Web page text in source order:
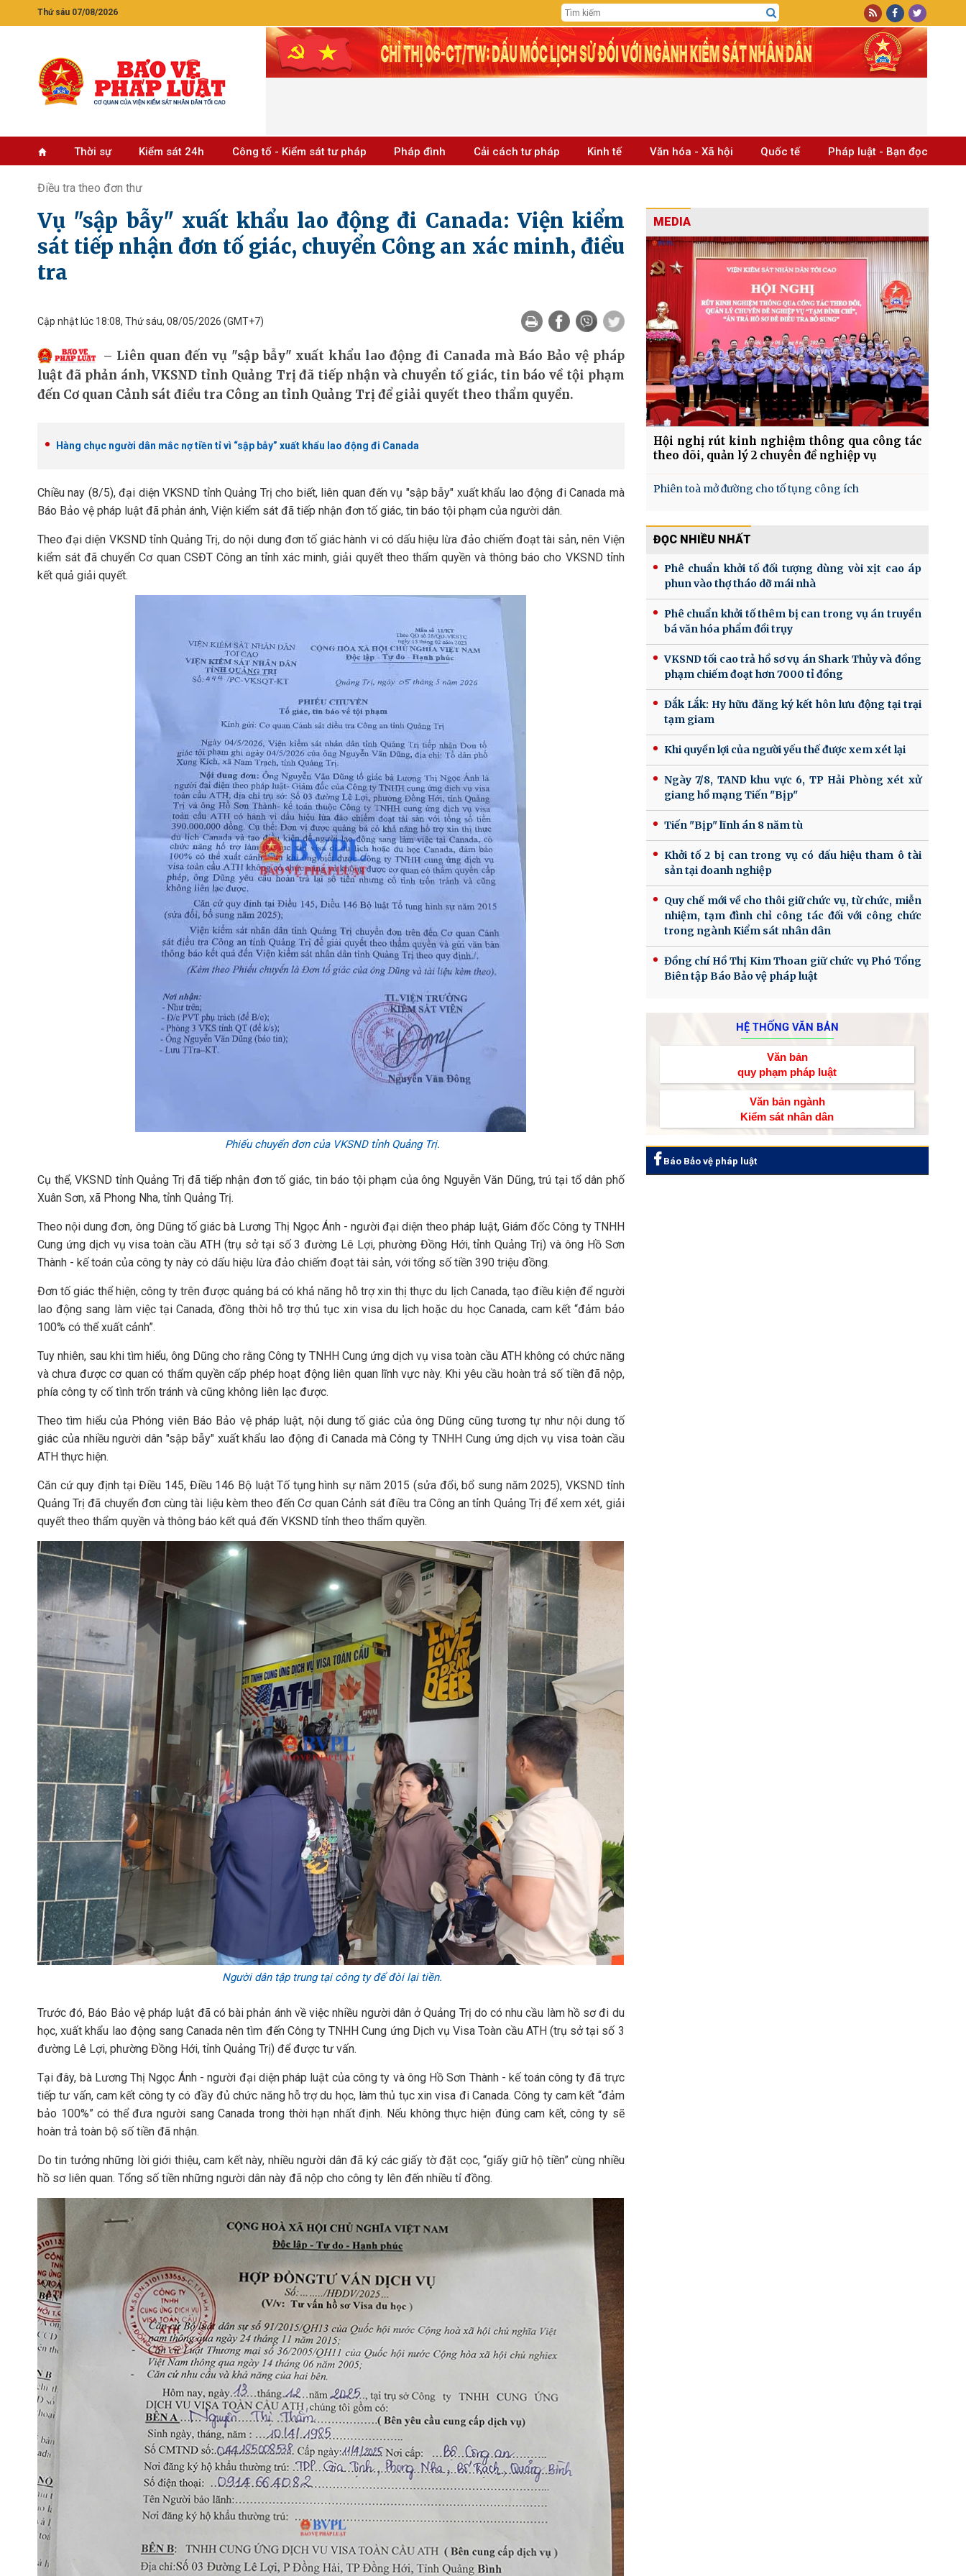
Thứ sáu 07/08/2026
Thời sự Kiểm sát 24h Công tố - Kiểm sát tư pháp Pháp đình Cải cách tư pháp Kinh tế Văn hóa - Xã hội Quốc tế Pháp luật - Bạn đọc
Điều tra theo đơn thư
Vụ "sập bẫy" xuất khẩu lao động đi Canada: Viện kiểm
sát tiếp nhận đơn tố giác, chuyển Công an xác minh, điều
tra
Cập nhật lúc 18:08, Thứ sáu, 08/05/2026 (GMT+7)
Liên quan đến vụ "sập bẫy" xuất khẩu lao động đi Canada mà Báo Bảo vệ pháp
luật đã phản ánh, VKSND tỉnh Quảng Trị đã tiếp nhận và chuyển tố giác, tin báo về tội phạm
đến Cơ quan Cảnh sát điều tra Công an tỉnh Quảng Trị để giải quyết theo thẩm quyền.
Hàng chục người dân mắc nợ tiền tỉ vì “sập bẫy” xuất khẩu lao động đi Canada
Chiều nay (8/5), đại diện VKSND tỉnh Quảng Trị cho biết, liên quan đến vụ "sập bẫy" xuất khẩu lao động đi Canada mà
Báo Bảo vệ pháp luật đã phản ánh, Viện kiểm sát đã tiếp nhận đơn tố giác, tin báo tội phạm của người dân.
Theo đại diện VKSND tỉnh Quảng Trị, do nội dung đơn tố giác hành vi có dấu hiệu lừa đảo chiếm đoạt tài sản, nên Viện
kiểm sát đã chuyển Cơ quan CSĐT Công an tỉnh xác minh, giải quyết theo thẩm quyền và thông báo cho VKSND tỉnh
kết quả giải quyết.
Phiếu chuyển đơn của VKSND tỉnh Quảng Trị.
Cụ thể, VKSND tỉnh Quảng Trị đã tiếp nhận đơn tố giác, tin báo tội phạm của ông Nguyễn Văn Dũng, trú tại tổ dân phố
Xuân Sơn, xã Phong Nha, tỉnh Quảng Trị.
Theo nội dung đơn, ông Dũng tố giác bà Lương Thị Ngọc Ánh - người đại diện theo pháp luật, Giám đốc Công ty TNHH
Cung ứng dịch vụ visa toàn cầu ATH (trụ sở tại số 3 đường Lê Lợi, phường Đồng Hới, tỉnh Quảng Trị) và ông Hồ Sơn
Thành - kế toán của công ty này có dấu hiệu lừa đảo chiếm đoạt tài sản, với tổng số tiền 390 triệu đồng.
Đơn tố giác thể hiện, công ty trên được quảng bá có khả năng hỗ trợ xin thị thực du lịch Canada, tạo điều kiện để người
lao động sang làm việc tại Canada, đồng thời hỗ trợ thủ tục xin visa du lịch hoặc du học Canada, cam kết “đảm bảo
100% có thể xuất cảnh”.
Tuy nhiên, sau khi tìm hiểu, ông Dũng cho rằng Công ty TNHH Cung ứng dịch vụ visa toàn cầu ATH không có chức năng
và chưa được cơ quan có thẩm quyền cấp phép hoạt động liên quan lĩnh vực này. Khi yêu cầu hoàn trả số tiền đã nộp,
phía công ty cố tình trốn tránh và cũng không liên lạc được.
Theo tìm hiểu của Phóng viên Báo Bảo vệ pháp luật, nội dung tố giác của ông Dũng cũng tương tự như nội dung tố
giác của nhiều người dân "sập bẫy" xuất khẩu lao động đi Canada mà Công ty TNHH Cung ứng dịch vụ visa toàn cầu
ATH thực hiện.
Căn cứ quy định tại Điều 145, Điều 146 Bộ luật Tố tụng hình sự năm 2015 (sửa đổi, bổ sung năm 2025), VKSND tỉnh
Quảng Trị đã chuyển đơn cùng tài liệu kèm theo đến Cơ quan Cảnh sát điều tra Công an tỉnh Quảng Trị để xem xét, giải
quyết theo thẩm quyền và thông báo kết quả đến VKSND tỉnh theo thẩm quyền.
Người dân tập trung tại công ty để đòi lại tiền.
Trước đó, Báo Bảo vệ pháp luật đã có bài phản ánh về việc nhiều người dân ở Quảng Trị do có nhu cầu làm hồ sơ đi du
học, xuất khẩu lao động sang Canada nên tìm đến Công ty TNHH Cung ứng Dịch vụ Visa Toàn cầu ATH (trụ sở tại số 3
đường Lê Lợi, phường Đồng Hới, tỉnh Quảng Trị) để được tư vấn.
Tại đây, bà Lương Thị Ngọc Ánh - người đại diện pháp luật của công ty và ông Hồ Sơn Thành - kế toán công ty đã trực
tiếp tư vấn, cam kết công ty có đầy đủ chức năng hỗ trợ du học, làm thủ tục xin visa đi Canada. Công ty cam kết “đảm
bảo 100%” có thể đưa người sang Canada trong thời hạn nhất định. Nếu không thực hiện đúng cam kết, công ty sẽ
hoàn trả toàn bộ số tiền đã nhận.
Do tin tưởng những lời giới thiệu, cam kết này, nhiều người dân đã ký các giấy tờ đặt cọc, “giấy giữ hộ tiền” cùng nhiều
hồ sơ liên quan. Tổng số tiền những người dân này đã nộp cho công ty lên đến nhiều tỉ đồng.
MEDIA
Hội nghị rút kinh nghiệm thông qua công tác
theo dõi, quản lý 2 chuyên đề nghiệp vụ
Phiên toà mở đường cho tố tụng công ích
ĐỌC NHIỀU NHẤT
Phê chuẩn khởi tố đối tượng dùng vòi xịt cao áp
phun vào thợ tháo dỡ mái nhà
Phê chuẩn khởi tố thêm bị can trong vụ án truyền
bá văn hóa phẩm đồi trụy
VKSND tối cao trả hồ sơ vụ án Shark Thủy và đồng
phạm chiếm đoạt hơn 7000 tỉ đồng
Đắk Lắk: Hy hữu đăng ký kết hôn lưu động tại trại
tạm giam
Khi quyền lợi của người yếu thế được xem xét lại
Ngày 7/8, TAND khu vực 6, TP Hải Phòng xét xử
giang hồ mạng Tiến "Bịp"
Tiến "Bịp" lĩnh án 8 năm tù
Khởi tố 2 bị can trong vụ có dấu hiệu tham ô tài
sản tại doanh nghiệp
Quy chế mới về cho thôi giữ chức vụ, từ chức, miễn
nhiệm, tạm đình chỉ công tác đối với công chức
trong ngành Kiểm sát nhân dân
Đồng chí Hồ Thị Kim Thoan giữ chức vụ Phó Tổng
Biên tập Báo Bảo vệ pháp luật
HỆ THỐNG VĂN BẢN
Văn bản
quy phạm pháp luật
Văn bản ngành
Kiểm sát nhân dân
Báo Bảo vệ pháp luật